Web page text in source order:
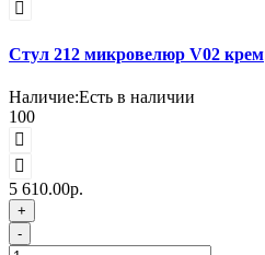
Стул 212 микровелюр V02 крем
Наличие:Есть в наличии
100
5 610.00р.
+
-